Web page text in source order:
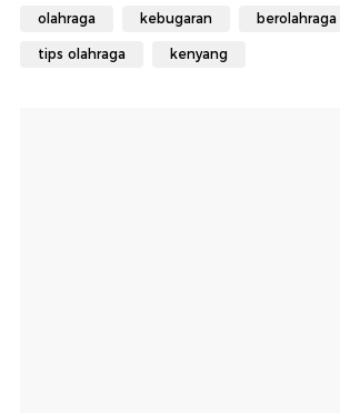
olahraga kebugaran berolahraga
tips olahraga kenyang